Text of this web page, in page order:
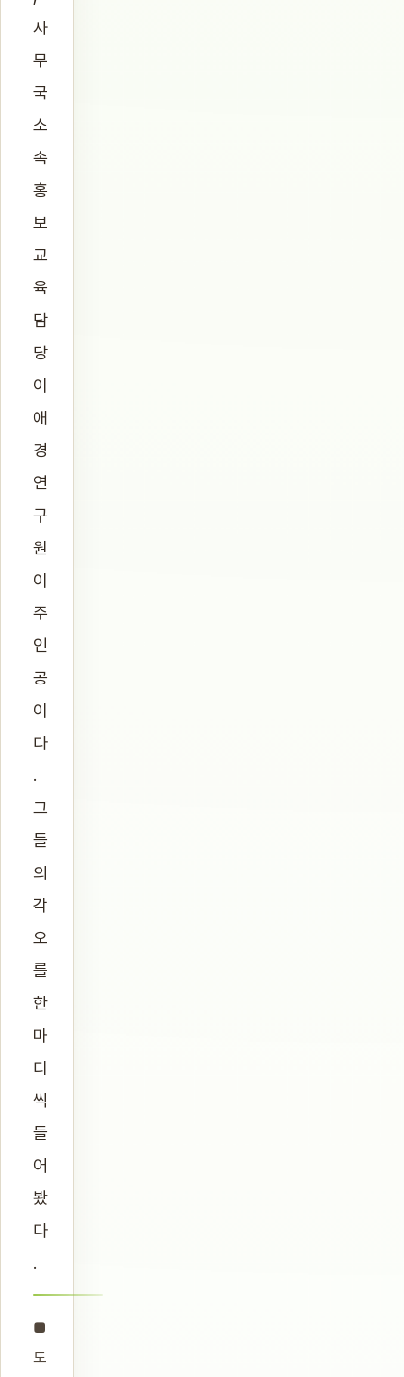
사
무
국
소
속
홍
보
교
육
담
당
이
애
경
연
구
원
이
주
인
공
이
다
.
그
들
의
각
오
를
한
마
디
씩
들
어
봤
다
.
■
도